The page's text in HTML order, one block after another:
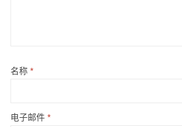
名称 *
电子邮件 *